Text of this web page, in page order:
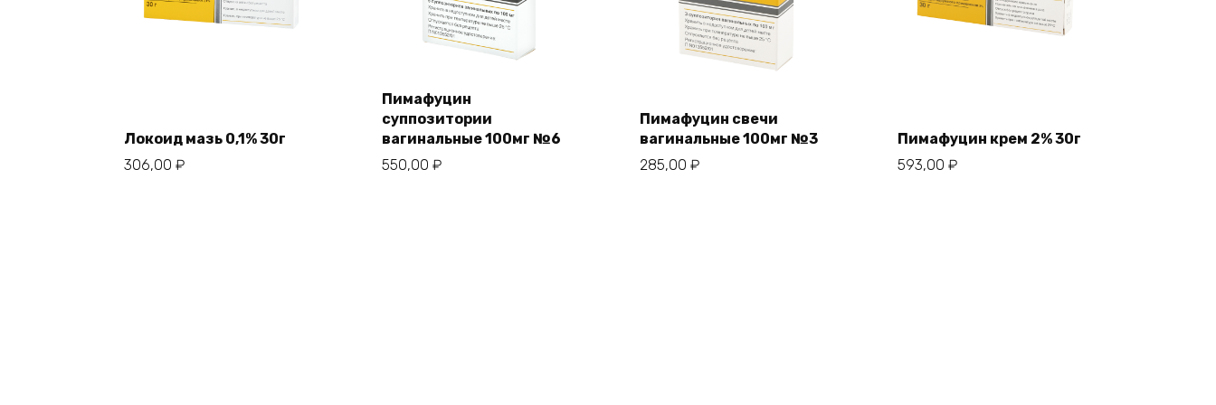
Локоид мазь 0,1% 30г
306,00 ₽
Пимафуцин
суппозитории
вагинальные 100мг №6
550,00 ₽
Пимафуцин свечи
вагинальные 100мг №3
285,00 ₽
Пимафуцин крем 2% 30г
593,00 ₽